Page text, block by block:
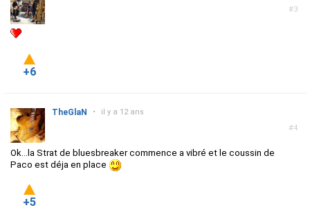
#3
+6
#4
TheGlaN • il y a 12 ans
Ok...la Strat de bluesbreaker commence a vibré et le coussin de
Paco est déja en place
+5